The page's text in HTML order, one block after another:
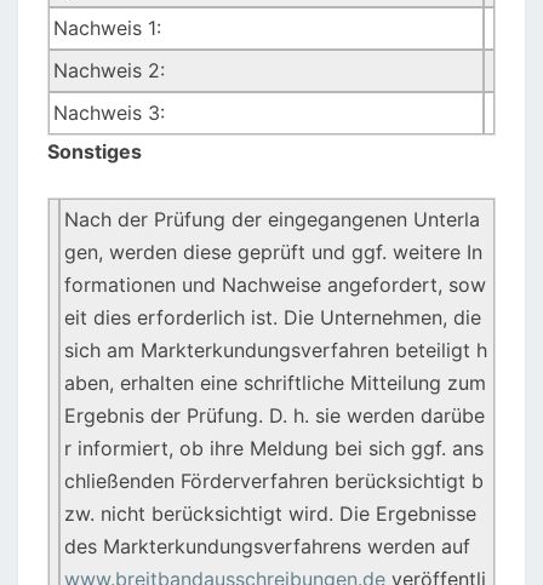
Nachweis 1:
Nachweis 2:
Nachweis 3:
Sonstiges
Nach der Prüfung der eingegangenen Unterla
gen, werden diese geprüft und ggf. weitere In
formationen und Nachweise angefordert, sow
eit dies erforderlich ist. Die Unternehmen, die
sich am Markterkundungsverfahren beteiligt h
aben, erhalten eine schriftliche Mitteilung zum
Ergebnis der Prüfung. D. h. sie werden darübe
r informiert, ob ihre Meldung bei sich ggf. ans
chließenden Förderverfahren berücksichtigt b
zw. nicht berücksichtigt wird. Die Ergebnisse
des Markterkundungsverfahrens werden auf
www.breitbandausschreibungen.de veröffentli